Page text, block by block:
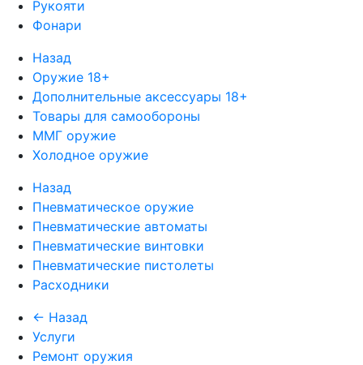
Рукояти
Фонари
Назад
Оружие 18+
Дополнительные аксессуары 18+
Товары для самообороны
ММГ оружие
Холодное оружие
Назад
Пневматическое оружие
Пневматические автоматы
Пневматические винтовки
Пневматические пистолеты
Расходники
← Назад
Услуги
Ремонт оружия